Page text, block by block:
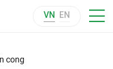
VN EN
cong